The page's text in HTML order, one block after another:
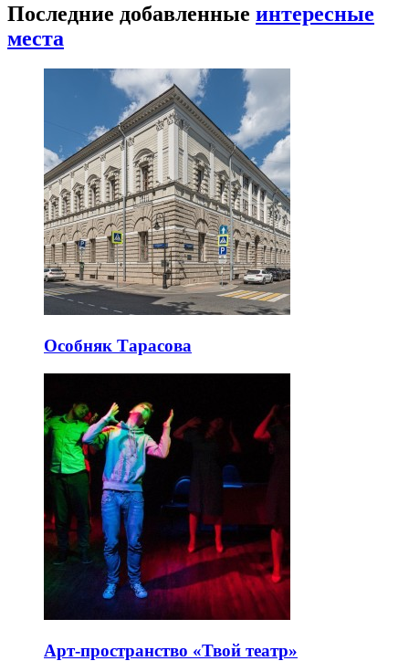
Последние добавленные интересные
места
Особняк Тарасова
Арт-пространство «Твой театр»